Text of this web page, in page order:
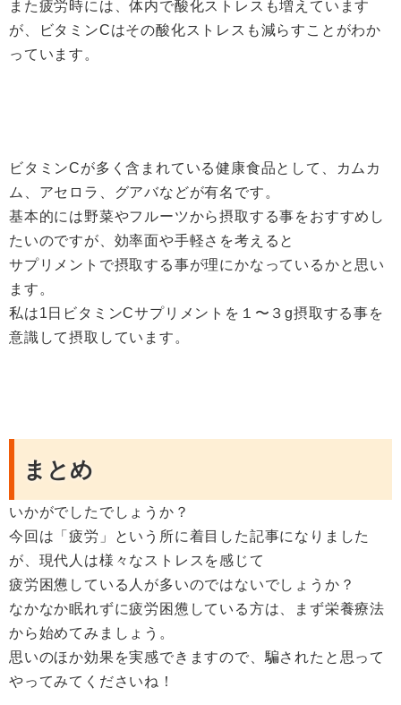
また疲労時には、体内で酸化ストレスも増えています
が、ビタミンCはその酸化ストレスも減らすことがわか
っています。
ビタミンCが多く含まれている健康食品として、カムカ
ム、アセロラ、グアバなどが有名です。
基本的には野菜やフルーツから摂取する事をおすすめし
たいのですが、効率面や手軽さを考えると
サプリメントで摂取する事が理にかなっているかと思い
ます。
私は1日ビタミンCサプリメントを１〜３g摂取する事を
意識して摂取しています。
まとめ
いかがでしたでしょうか？
今回は「疲労」という所に着目した記事になりました
が、現代人は様々なストレスを感じて
疲労困憊している人が多いのではないでしょうか？
なかなか眠れずに疲労困憊している方は、まず栄養療法
から始めてみましょう。
思いのほか効果を実感できますので、騙されたと思って
やってみてくださいね！